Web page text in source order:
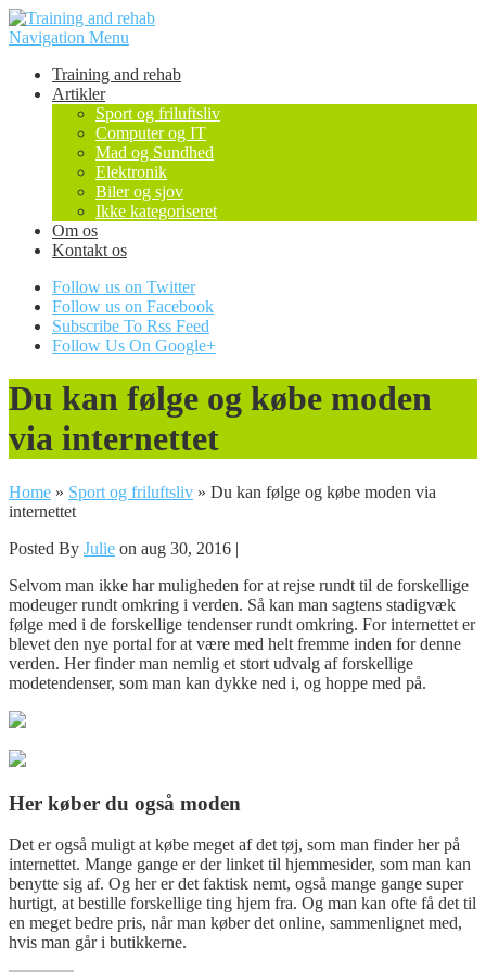
Navigation Menu
Training and rehab
Artikler
Sport og friluftsliv
Computer og IT
Mad og Sundhed
Elektronik
Biler og sjov
Ikke kategoriseret
Om os
Kontakt os
Follow us on Twitter
Follow us on Facebook
Subscribe To Rss Feed
Follow Us On Google+
Du kan følge og købe moden
via internettet
Home » Sport og friluftsliv » Du kan følge og købe moden via
internettet
Posted By Julie on aug 30, 2016 |
Selvom man ikke har muligheden for at rejse rundt til de forskellige
modeuger rundt omkring i verden. Så kan man sagtens stadigvæk
følge med i de forskellige tendenser rundt omkring. For internettet er
blevet den nye portal for at være med helt fremme inden for denne
verden. Her finder man nemlig et stort udvalg af forskellige
modetendenser, som man kan dykke ned i, og hoppe med på.
Her køber du også moden
Det er også muligt at købe meget af det tøj, som man finder her på
internettet. Mange gange er der linket til hjemmesider, som man kan
benytte sig af. Og her er det faktisk nemt, også mange gange super
hurtigt, at bestille forskellige ting hjem fra. Og man kan ofte få det til
en meget bedre pris, når man køber det online, sammenlignet med,
hvis man går i butikkerne.